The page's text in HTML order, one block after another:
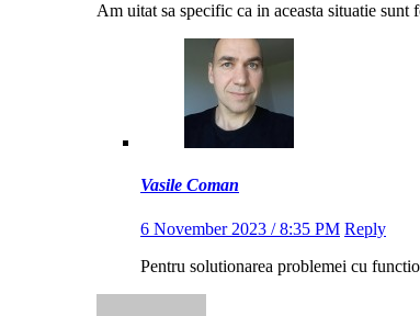
Am uitat sa specific ca in aceasta situatie
Vasile Coman
6 November 2023 / 8:35 PM Reply
Pentru solutionarea problemei cu